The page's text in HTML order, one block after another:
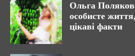
Ольга
особисте
цікаві факти